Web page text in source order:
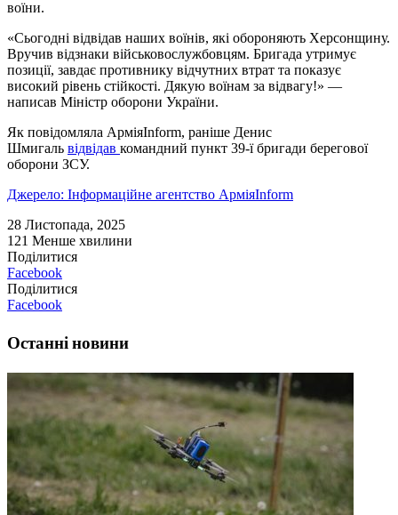
воїни.
«Сьогодні відвідав наших воїнів, які обороняють Херсонщину.
Вручив відзнаки військовослужбовцям. Бригада утримує
позиції, завдає противнику відчутних втрат та показує
високий рівень стійкості. Дякую воїнам за відвагу!» —
написав Міністр оборони України.
Як повідомляла АрміяInform, раніше Денис
Шмигаль відвідав командний пункт 39-ї бригади берегової
оборони ЗСУ.
Джерело: Інформаційне агентство АрміяInform
28 Листопада, 2025
121 Менше хвилини
Поділитися
Facebook
Поділитися
Facebook
Останні новини